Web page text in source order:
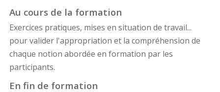
Au cours de la formation
Exercices pratiques, mises en situation de travail...
pour valider l'appropriation et la compréhension de
chaque notion abordée en formation par les
participants.
En fin de formation